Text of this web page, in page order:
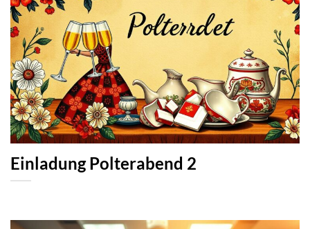
Einladung Polterabend 2